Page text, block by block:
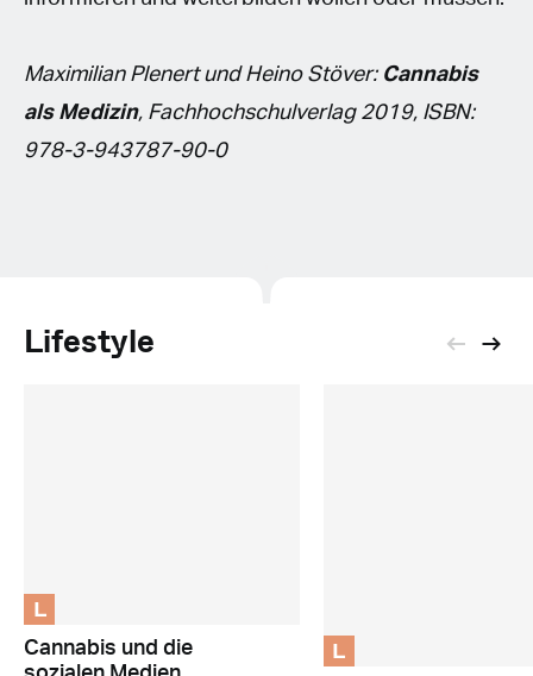
Maximilian Plenert und Heino Stöver: Cannabis
als Medizin, Fachhochschulverlag 2019, ISBN:
978-3-943787-90-0
Lifestyle
L
Cannabis und die
L